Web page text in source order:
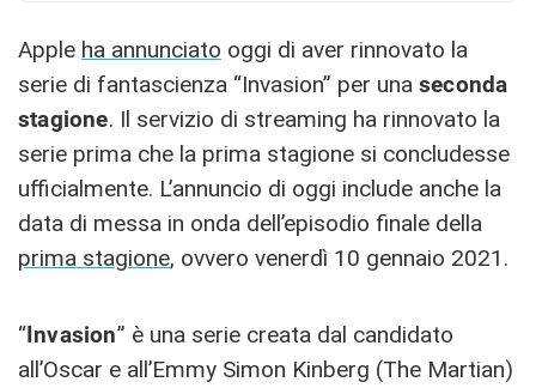
Apple ha annunciato oggi di aver rinnovato la
serie di fantascienza “Invasion” per una seconda
stagione. Il servizio di streaming ha rinnovato la
serie prima che la prima stagione si concludesse
ufficialmente. L’annuncio di oggi include anche la
data di messa in onda dell’episodio finale della
prima stagione, ovvero venerdì 10 gennaio 2021.
“Invasion” è una serie creata dal candidato
all’Oscar e all’Emmy Simon Kinberg (The Martian)